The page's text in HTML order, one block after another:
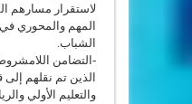
لاستقرار مسارهم
المهم والمحوري
الشباب.
-التضامن
الذين تم نقلهم إلى
والتعليم الأولي